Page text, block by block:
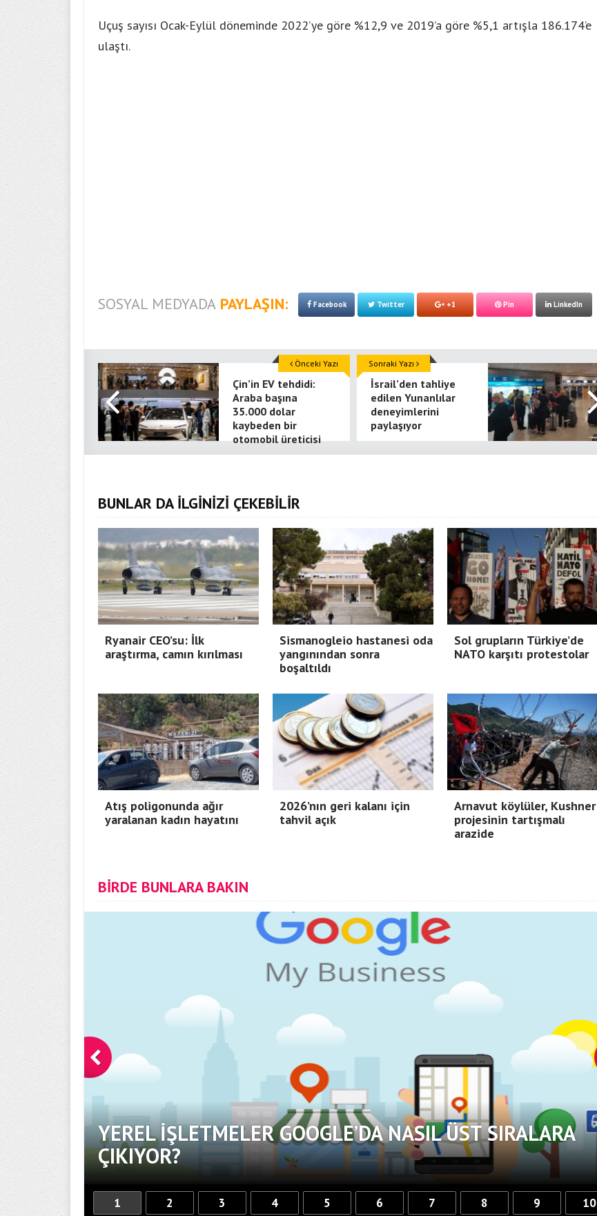
Uçuş sayısı Ocak-Eylül döneminde 2022’ye göre %12,9 ve 2019’a göre %5,1 artışla 186.174’e
ulaştı.
SOSYAL MEDYADA PAYLAŞIN: Facebook Twitter +1 Pin LinkedIn
Çin’in EV tehdidi:
Araba başına
35.000 dolar
kaybeden bir
otomobil üreticisi
Önceki Yazı
İsrail’den tahliye
edilen Yunanlılar
deneyimlerini
paylaşıyor
Sonraki Yazı
BUNLAR DA İLGİNİZİ ÇEKEBİLİR
Ryanair CEO’su: İlk
araştırma, camın kırılması
Sismanogleio hastanesi oda
yangınından sonra
boşaltıldı
Sol grupların Türkiye’de
NATO karşıtı protestolar
Atış poligonunda ağır
yaralanan kadın hayatını
2026’nın geri kalanı için
tahvil açık
Arnavut köylüler, Kushner
projesinin tartışmalı
arazide
BİRDE BUNLARA BAKIN
YEREL İŞLETMELER GOOGLE’DA NASIL ÜST SIRALARA
ÇIKIYOR?
1 2 3 4 5 6 7 8 9 10